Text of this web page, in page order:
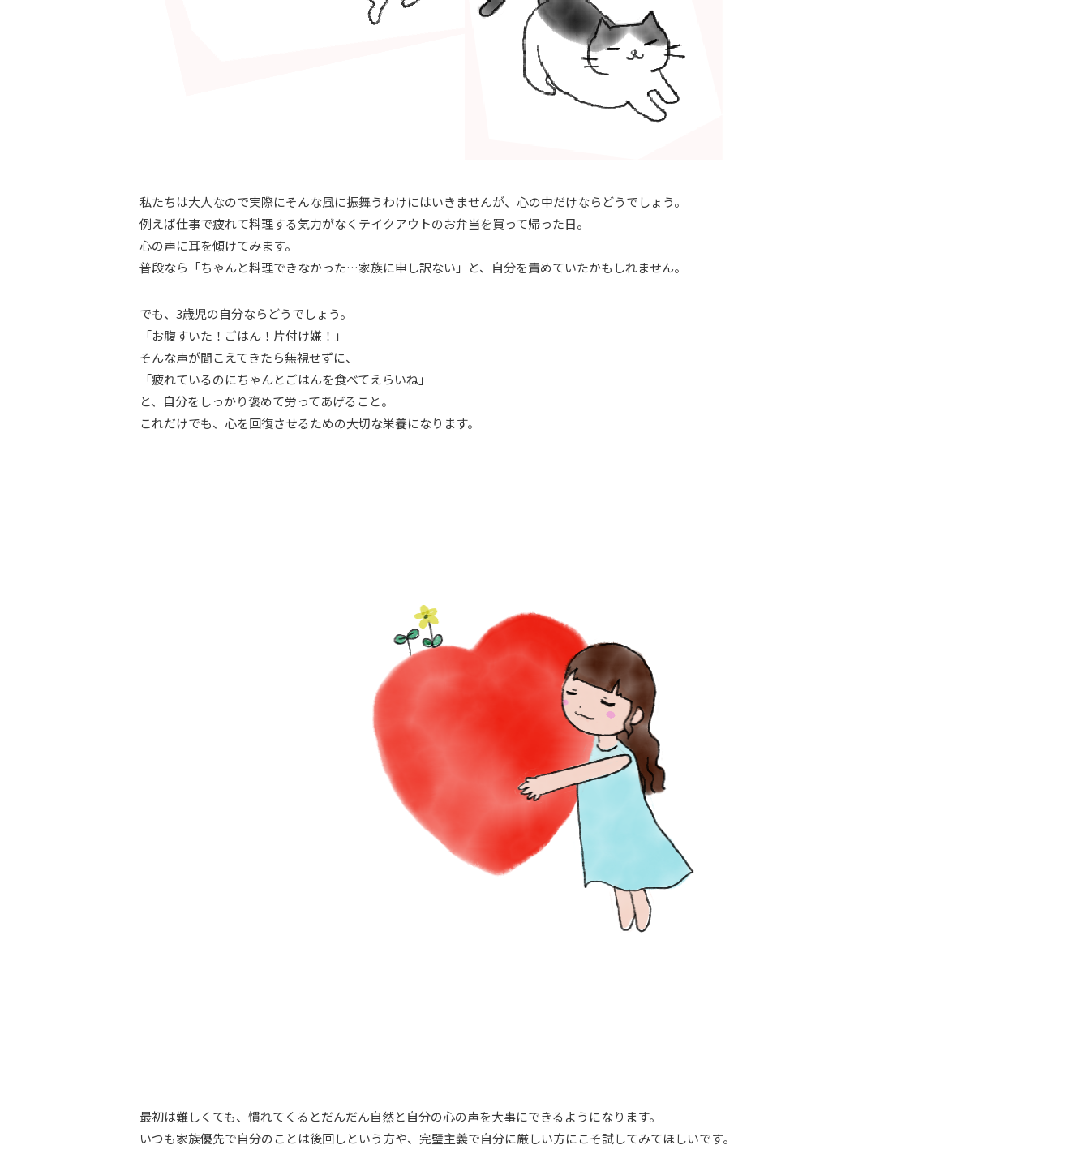
私たちは大人なので実際にそんな風に振舞うわけにはいきませんが、心の中だけならどうでしょう。
例えば仕事で疲れて料理する気力がなくテイクアウトのお弁当を買って帰った日。
心の声に耳を傾けてみます。
普段なら「ちゃんと料理できなかった…家族に申し訳ない」と、自分を責めていたかもしれません。
でも、3歳児の自分ならどうでしょう。
「お腹すいた！ごはん！片付け嫌！」
そんな声が聞こえてきたら無視せずに、
「疲れているのにちゃんとごはんを食べてえらいね」
と、自分をしっかり褒めて労ってあげること。
これだけでも、心を回復させるための大切な栄養になります。
最初は難しくても、慣れてくるとだんだん自然と自分の心の声を大事にできるようになります。
いつも家族優先で自分のことは後回しという方や、完璧主義で自分に厳しい方にこそ試してみてほしいです。